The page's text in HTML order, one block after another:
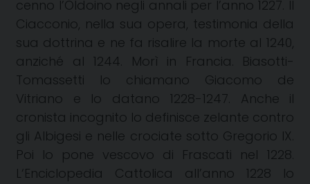
cenno l’Oldoino negli annali per l’anno 1227. Il
Ciacconio, nella sua opera, testimonia della
sua dottrina e ne fa risalire la morte al 1240,
anziché al 1244. Morì in Francia. Biasotti-
Tomassetti lo chiamano Giacomo de
Vitriano e lo datano 1228-1247. Anche il
cronista incognito lo definisce zelante contro
gli Albigesi e nelle crociate sotto Gregorio IX.
Poi lo pone vescovo di Frascati nel 1228.
L‘Enciclopedia Cattolica all’anno 1228 lo